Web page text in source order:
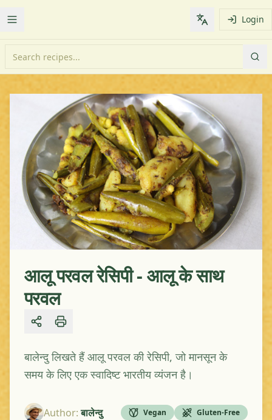
Toggle Menu Change Login
आलू परवल रेसिपी - आलू के साथ
परवल
Share
बालेन्दु लिखते हैं आलू परवल की रेसिपी, जो मानसून के
समय के लिए एक स्वादिष्ट भारतीय व्यंजन है।
Author:बालेन्दु Vegan Gluten-Free